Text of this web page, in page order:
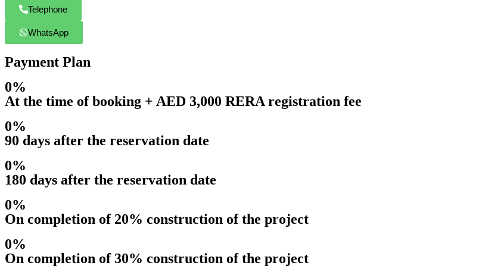
Telephone
WhatsApp
Payment Plan
0%
At the time of booking + AED 3,000 RERA registration fee
0%
90 days after the reservation date
0%
180 days after the reservation date
0%
On completion of 20% construction of the project
0%
On completion of 30% construction of the project